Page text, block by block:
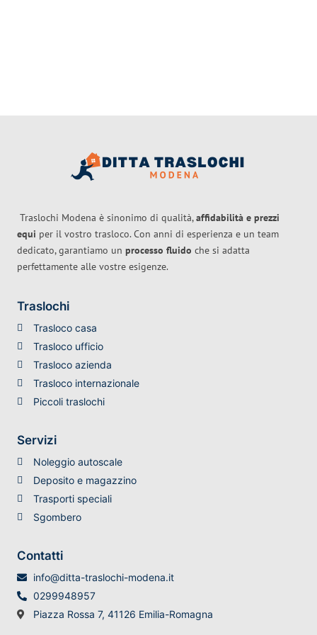
Traslochi Modena è sinonimo di qualità,affidabilità e prezzi
equi per il vostro trasloco. Con anni di esperienza e un team
dedicato, garantiamo un processo fluido che si adatta
perfettamente alle vostre esigenze.
Traslochi
Trasloco casa
Trasloco ufficio
Trasloco azienda
Trasloco internazionale
Piccoli traslochi
Servizi
Noleggio autoscale
Deposito e magazzino
Trasporti speciali
Sgombero
Contatti
info@ditta-traslochi-modena.it
0299948957
Piazza Rossa 7, 41126 Emilia-Romagna